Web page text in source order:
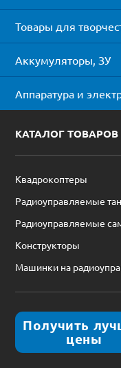
Товары для
Аккумуляторы, ЗУ
Аппаратура и
КАТАЛОГ ТОВАРОВ
Квадрокоптеры
Радиоуправляемые
Радиоуправляемые
Конструкторы
Машинки на
Получить
цены